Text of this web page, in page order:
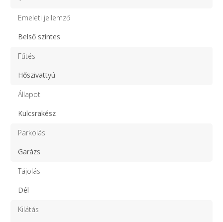
Emeleti jellemző
Belső szintes
Fűtés
Hőszivattyú
Állapot
Kulcsrakész
Parkolás
Garázs
Tájolás
Dél
Kilátás